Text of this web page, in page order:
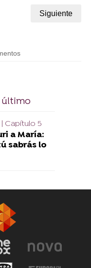
Siguiente
último
Capítulo 5
a María:
sabrás lo